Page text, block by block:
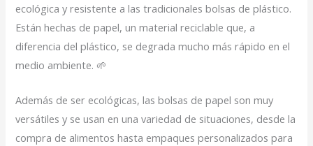
ecológica y resistente a las tradicionales bolsas de plástico.
Están hechas de papel, un material reciclable que, a
diferencia del plástico, se degrada mucho más rápido en el
medio ambiente. 🌱
Además de ser ecológicas, las bolsas de papel son muy
versátiles y se usan en una variedad de situaciones, desde la
compra de alimentos hasta empaques personalizados para